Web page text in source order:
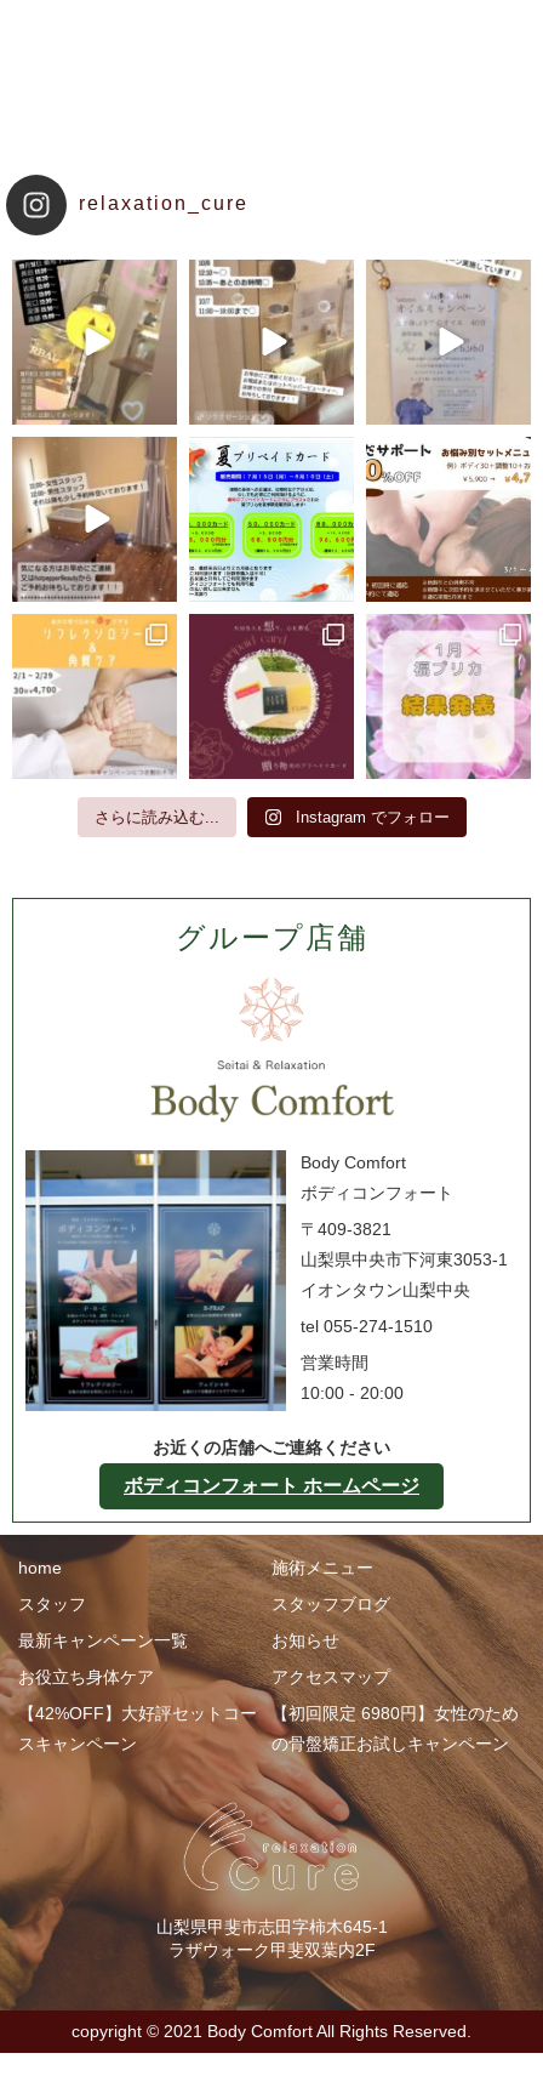
relaxation_cure
さらに読み込む... Instagram でフォロー
グループ店舗
Body Comfort
ボディコンフォート
〒409-3821
山梨県中央市下河東3053-1
イオンタウン山梨中央
tel 055-274-1510
営業時間
10:00 - 20:00
お近くの店舗へご連絡ください
ボディコンフォート ホームページ
home
施術メニュー
スタッフ
スタッフブログ
最新キャンペーン一覧
お知らせ
お役立ち身体ケア
アクセスマップ
【42%OFF】大好評セットコー
スキャンペーン
【初回限定 6980円】女性のため
の骨盤矯正お試しキャンペーン
山梨県甲斐市志田字柿木645-1
ラザウォーク甲斐双葉内2F
copyright ©︎ 2021 Body Comfort All Rights Reserved.